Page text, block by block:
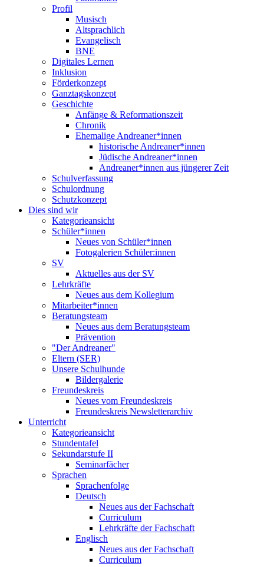
Profil
Musisch
Altsprachlich
Evangelisch
BNE
Digitales Lernen
Inklusion
Förderkonzept
Ganztagskonzept
Geschichte
Anfänge & Reformationszeit
Chronik
Ehemalige Andreaner*innen
historische Andreaner*innen
Jüdische Andreaner*innen
Andreaner*innen aus jüngerer Zeit
Schulverfassung
Schulordnung
Schutzkonzept
Dies sind wir
Kategorieansicht
Schüler*innen
Neues von Schüler*innen
Fotogalerien Schüler:innen
SV
Aktuelles aus der SV
Lehrkräfte
Neues aus dem Kollegium
Mitarbeiter*innen
Beratungsteam
Neues aus dem Beratungsteam
Prävention
"Der Andreaner"
Eltern (SER)
Unsere Schulhunde
Bildergalerie
Freundeskreis
Neues vom Freundeskreis
Freundeskreis Newsletterarchiv
Unterricht
Kategorieansicht
Stundentafel
Sekundarstufe II
Seminarfächer
Sprachen
Sprachenfolge
Deutsch
Neues aus der Fachschaft
Curriculum
Lehrkräfte der Fachschaft
Englisch
Neues aus der Fachschaft
Curriculum